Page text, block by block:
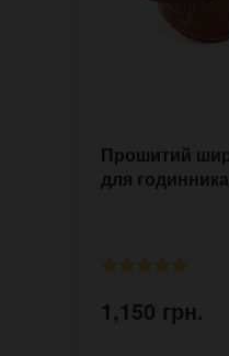
Прошитий
для
1,150 грн.